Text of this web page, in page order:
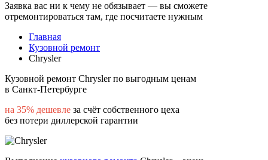
Заявка вас ни к чему не обязывает — вы сможете
отремонтироваться там, где посчитаете нужным
Главная
Кузовной ремонт
Chrysler
Кузовной ремонт Chrysler по выгодным ценам
в Санкт-Петербурге
на 35% дешевле за счёт собственного цеха
без потери диллерской гарантии